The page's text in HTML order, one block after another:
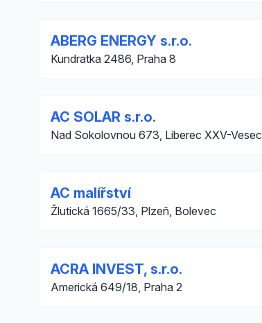
ABERG ENERGY s.r.o.
Kundratka 2486, Praha 8
AC SOLAR s.r.o.
Nad Sokolovnou 673, Liberec XXV-Vesec
AC malířství
Žlutická 1665/33, Plzeň, Bolevec
ACRA INVEST, s.r.o.
Americká 649/18, Praha 2